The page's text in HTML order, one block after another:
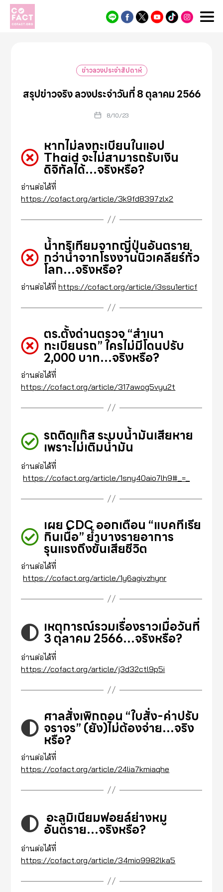
Cofact
ข่าวลวงประจำสัปดาห์
สรุปข่าวจริง ลวงประจำวันที่ 8 ตุลาคม 2566
8/10/23
หากไม่ลงทะเบียนในแอป
Thaid จะไม่สามารถรับเงิน
ดิจิทัลได้…จริงหรือ?
อ่านต่อได้ที่
https://cofact.org/article/3k9fd8397zlx2
น้ำทริเทียมจากญี่ปุ่นอันตราย
กว่าน้ำจากโรงงานนิวเคลียร์ทั่ว
โลก…จริงหรือ?
อ่านต่อได้ที่https://cofact.org/article/i3ssu1erticf
ตร.ตั้งด่านตรวจ “สำเนา
ทะเบียนรถ” ใครไม่มีโดนปรับ
2,000 บาท…จริงหรือ?
อ่านต่อได้ที่
https://cofact.org/article/317awog5vyu2t
รถติดแก๊ส ระบบน้ำมันเสียหาย
เพราะไม่เติมน้ำมัน
อ่านต่อได้ที่
https://cofact.org/article/1sny40aio7lh9#_=_
เผย CDC ออกเตือน “แบคทีเรีย
กินเนื้อ” ย้ำบางรายอาการ
รุนแรงถึงขั้นเสียชีวิต
อ่านต่อได้ที่
https://cofact.org/article/1y6agivzhynr
เหตุการณ์รวมเรื่องราวเมื่อวันที่
3 ตุลาคม 2566…จริงหรือ?
อ่านต่อได้ที่
https://cofact.org/article/j3d32ctl9p5i
ศาลสั่งเพิกถอน “ใบสั่ง-ค่าปรับ
จราจร” (ยัง)ไม่ต้องจ่าย…จริง
หรือ?
อ่านต่อได้ที่
https://cofact.org/article/24lia7kmiaqhe
อะลูมิเนียมฟอยล์ย่างหมู
อันตราย…จริงหรือ?
อ่านต่อได้ที่
https://cofact.org/article/34mio9982lka5